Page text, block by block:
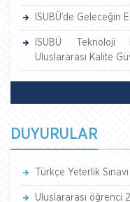
ISUBÜ’de Geleceğin
ISUBÜ Teknoloji
Uluslararası Kalite
DUYURULAR
Türkçe Yeterlik
Uluslararası öğrenci